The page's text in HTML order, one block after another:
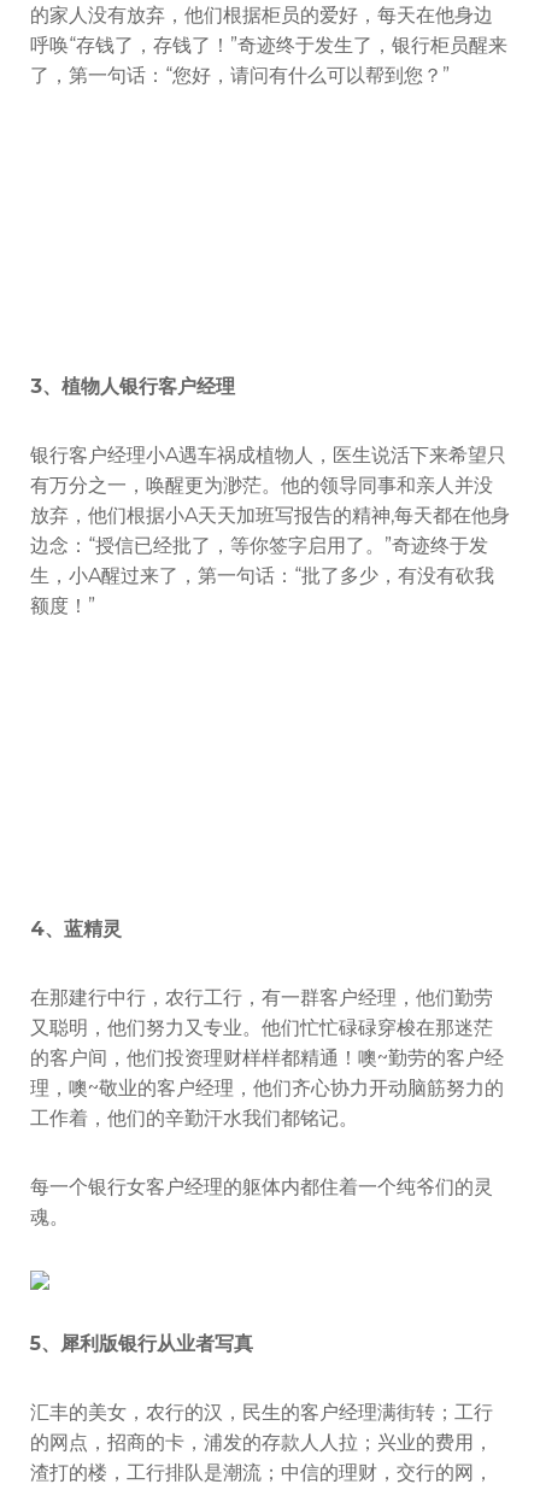
的家人没有放弃，他们根据柜员的爱好，每天在他身边
呼唤“存钱了，存钱了！”奇迹终于发生了，银行柜员醒来
了，第一句话：“您好，请问有什么可以帮到您？”
3、植物人银行客户经理
银行客户经理小A遇车祸成植物人，医生说活下来希望只
有万分之一，唤醒更为渺茫。他的领导同事和亲人并没
放弃，他们根据小A天天加班写报告的精神,每天都在他身
边念：“授信已经批了，等你签字启用了。”奇迹终于发
生，小A醒过来了，第一句话：“批了多少，有没有砍我
额度！”
4、蓝精灵
在那建行中行，农行工行，有一群客户经理，他们勤劳
又聪明，他们努力又专业。他们忙忙碌碌穿梭在那迷茫
的客户间，他们投资理财样样都精通！噢~勤劳的客户经
理，噢~敬业的客户经理，他们齐心协力开动脑筋努力的
工作着，他们的辛勤汗水我们都铭记。
每一个银行女客户经理的躯体内都住着一个纯爷们的灵
魂。
5、犀利版银行从业者写真
汇丰的美女，农行的汉，民生的客户经理满街转；工行
的网点，招商的卡，浦发的存款人人拉；兴业的费用，
渣打的楼，工行排队是潮流；中信的理财，交行的网，